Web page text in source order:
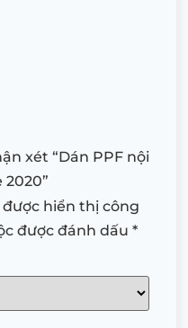
xét “Dán PPF nội
hiển thị công
được đánh dấu *